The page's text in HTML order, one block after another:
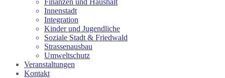
Innenstadt
Integration
Kinder und Jugendliche
Soziale Stadt & Friedwald
Strassenausbau
Umweltschutz
Veranstaltungen
Kontakt